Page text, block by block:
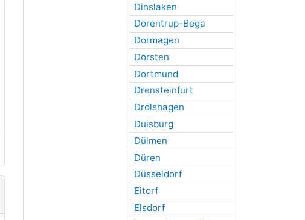
Dinslaken
Dörentrup-Bega
Dormagen
Dorsten
Dortmund
Drensteinfurt
Drolshagen
Duisburg
Dülmen
Düren
Düsseldorf
Eitorf
Elsdorf